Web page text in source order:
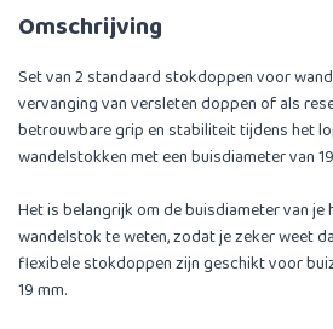
Omschrijving
Set van 2 standaard stokdoppen voor
vervanging van versleten doppen of als
betrouwbare grip en stabiliteit tijdens het
wandelstokken met een buisdiameter van
Het is belangrijk om de buisdiameter van
wandelstok te weten, zodat je zeker weet
flexibele stokdoppen zijn geschikt voor
19 mm.